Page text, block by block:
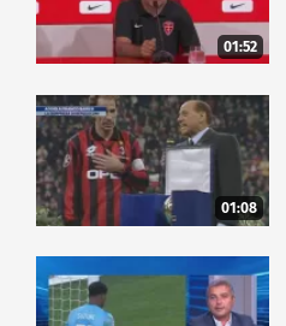
01:52
01:08